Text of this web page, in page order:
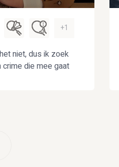
+1
niet, dus ik zoek
crime die mee gaat